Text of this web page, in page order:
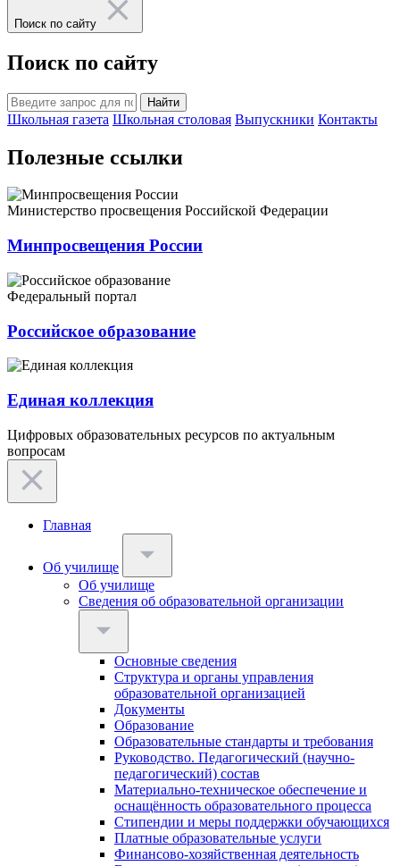
Поиск по сайту
Поиск по сайту
Найти
Школьная газета Школьная столовая Выпускники Контакты
Полезные ссылки
Министерство просвещения Российской Федерации
Минпросвещения России
Федеральный портал
Российское образование
Единая коллекция
Цифровых образовательных ресурсов по актуальным
вопросам
Главная
Об училище
Об училище
Сведения об образовательной организации
Основные сведения
Структура и органы управления
образовательной организацией
Документы
Образование
Образовательные стандарты и требования
Руководство. Педагогический (научно-
педагогический) состав
Материально-техническое обеспечение и
оснащённость образовательного процесса
Стипендии и меры поддержки обучающихся
Платные образовательные услуги
Финансово-хозяйственная деятельность